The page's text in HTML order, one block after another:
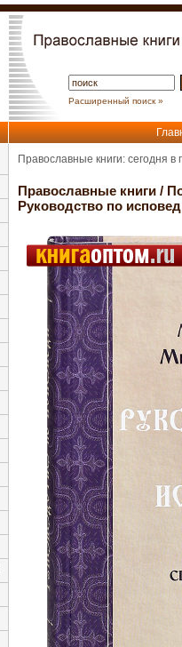
Расширенный поиск »
Православные книги: сегодня
Православные книги /
Руководство по